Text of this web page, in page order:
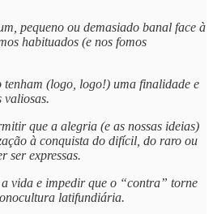
pequeno ou demasiado banal face à
habituados (e nos fomos
tenham (logo, logo!) uma finalidade e
valiosas.
que a alegria (e as nossas ideias)
à conquista do difícil, do raro ou
ser expressas.
vida e impedir que o “contra” torne
latifundiária.